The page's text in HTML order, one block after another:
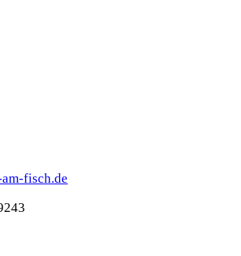
fisch.de